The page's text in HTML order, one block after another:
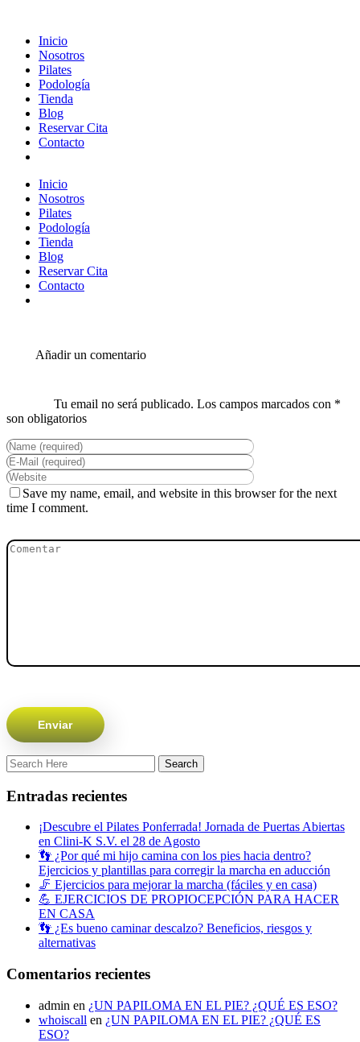
Inicio
Nosotros
Pilates
Podología
Tienda
Blog
Reservar Cita
Contacto
Inicio
Nosotros
Pilates
Podología
Tienda
Blog
Reservar Cita
Contacto
Save my name, email, and website in this browser for the next
time I comment.
Entradas recientes
¡Descubre el Pilates Ponferrada! Jornada de Puertas Abiertas
en Clini-K S.V. el 28 de Agosto
👣 ¿Por qué mi hijo camina con los pies hacia dentro?
Ejercicios y plantillas para corregir la marcha en aducción
🦵 Ejercicios para mejorar la marcha (fáciles y en casa)
💪 EJERCICIOS DE PROPIOCEPCIÓN PARA HACER
EN CASA
👣 ¿Es bueno caminar descalzo? Beneficios, riesgos y
alternativas
Comentarios recientes
admin en ¿UN PAPILOMA EN EL PIE? ¿QUÉ ES ESO?
whoiscall en ¿UN PAPILOMA EN EL PIE? ¿QUÉ ES
ESO?